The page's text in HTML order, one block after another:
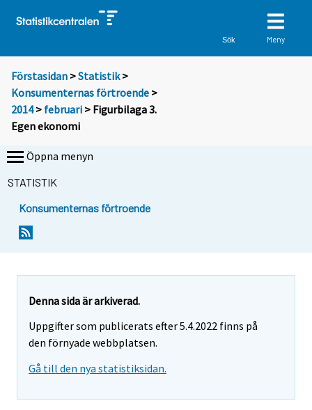
Sök Meny
Förstasidan >Statistik >
Konsumenternas förtroende >
2014> februari > Figurbilaga 3.
Egen ekonomi
Öppna menyn
STATISTIK
Konsumenternas förtroende
Denna sida är arkiverad.
Uppgifter som publicerats efter 5.4.2022 finns på
den förnyade webbplatsen.
Gå till den nya statistiksidan.